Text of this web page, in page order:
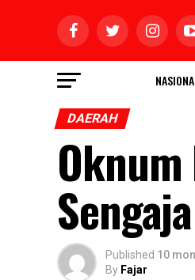
DAERAH
Published 10
By Fajar